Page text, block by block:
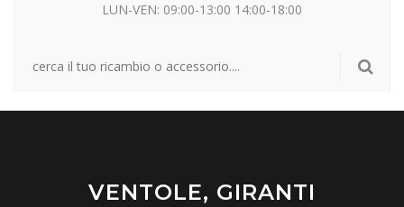
LUN-VEN: 09:00-13:00 14:00-18:00
VENTOLE, GIRANTI